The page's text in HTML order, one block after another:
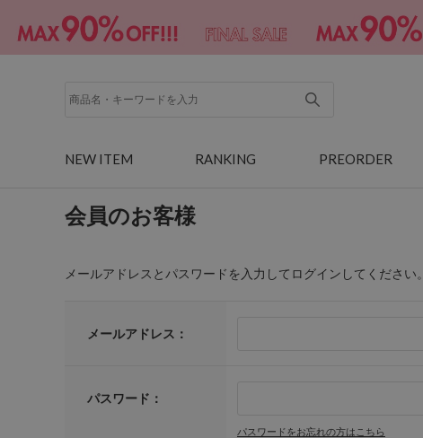
NEW ITEM RANKING PREORDER
会員のお客様
メールアドレスとパスワードを入力してログインしてください。
メールアドレス：
パスワード：
パスワードをお忘れの方はこちら